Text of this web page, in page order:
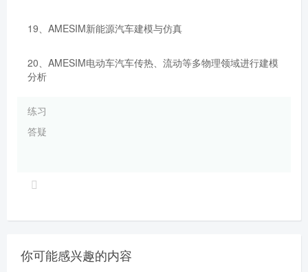
19、AMESIM新能源汽车建模与仿真
20、AMESIM电动车汽车传热、流动等多物理领域进行建模
分析
练习
答疑
你可能感兴趣的内容